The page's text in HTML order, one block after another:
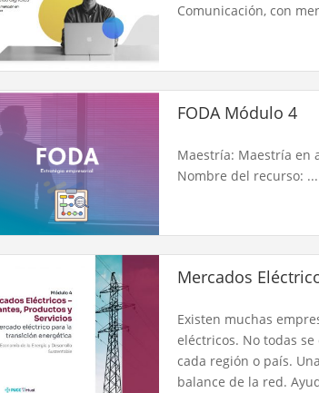
Comunicación, con
FODA Módulo 4
Maestría: Maestría en
Nombre del recurso: ...
Mercados
Existen muchas
eléctricos. No todas
cada región o país.
balance de la red.